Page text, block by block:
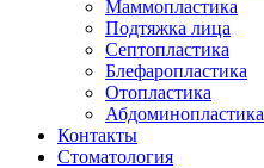
Маммопластика
Подтяжка лица
Септопластика
Блефаропластика
Отопластика
Абдоминопластика
Контакты
Стоматология